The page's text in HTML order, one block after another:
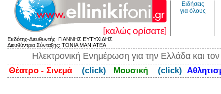
Ειδήσεις
για όλους
Εκδότης-Διευθυντής: ΓΙΑΝΝΗΣ ΕΥΤΥΧΙΔΗΣ
Διευθύντρια Σύνταξης: ΤΟΝΙΑ ΜΑΝΙΑΤΕΑ
Ηλεκτρονική Ενημέρωση για την Ελλάδα και
Θέατρο - Σινεμά (click) Μουσική (click)